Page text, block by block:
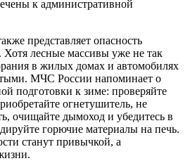
к административной
представляет опасность
лесные массивы уже не так
в жилых домах и автомобилях
МЧС России напоминает о
подготовки к зиме: проверяйте
огнетушитель, не
очищайте дымоход и убедитесь в
горючие материалы на печь.
станут привычкой, а